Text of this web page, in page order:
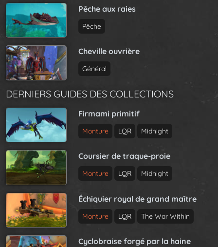
Pêche aux raies
Pêche
Cheville ouvrière
Général
DERNIERS GUIDES DES COLLECTIONS
Firmami primitif
Monture LQR Midnight
Coursier de traque-proie
Monture LQR Midnight
Échiquier royal de grand maître
Monture LQR The War Within
Cyclobraise forgé par la haine